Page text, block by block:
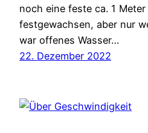
noch eine feste ca. 1
festgewachsen, aber nur
war offenes Wasser…
22. Dezember 2022